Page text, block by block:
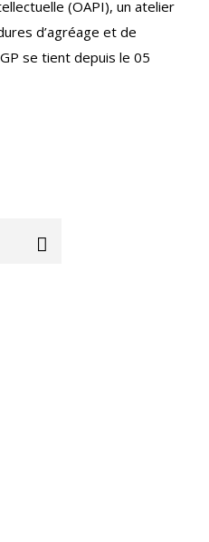
(OAPI), un atelier
d’agréage et de
se tient depuis le 05